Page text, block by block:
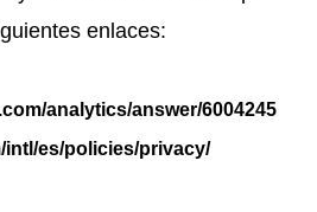
enlaces:
analytics/answer/6004245
intl/es/policies/privacy/